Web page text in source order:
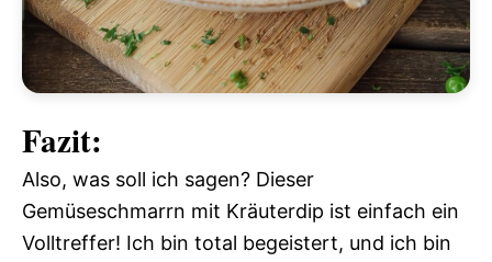
Fazit:
Also, was soll ich sagen? Dieser
Gemüseschmarrn mit Kräuterdip ist einfach ein
Volltreffer! Ich bin total begeistert, und ich bin